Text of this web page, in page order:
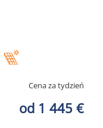
Cena za tydzień
od 1 445 €